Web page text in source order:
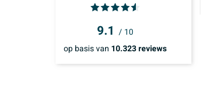
9.1 / 10
op basis van 10.323reviews